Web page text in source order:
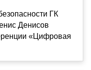
ГК
Денисов
«Цифровая